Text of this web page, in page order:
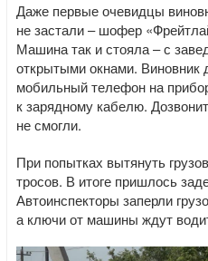
Даже первые очевидцы
не застали – шофер
Машина так и стояла – с
открытыми окнами. Виновник
мобильный телефон на
к зарядному кабелю.
не смогли.
При попытках вытянуть
тросов. В итоге пришлось
Автоинспекторы заперли
а ключи от машины ждут